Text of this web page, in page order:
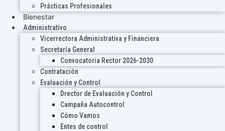
Prácticas Profesionales
Bienestar
Administrativo
Vicerrectora Administrativa y Financiera
Secretaría General
Convocatoria Rector 2026-2030
Contratación
Evaluación y Control
Drector de Evaluación y Control
Campaña Autocontrol
Cómo Vamos
Entes de control